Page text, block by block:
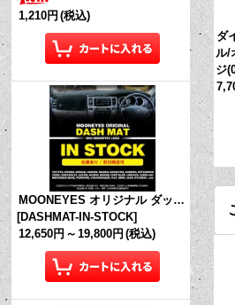
1,210円 (税込)
MOONEYES オリジナル ダッシュマット (in Stock!)
[DASHMAT-IN-STOCK]
12,650円 ～ 19,800円 (税込)
ダ
ル/
ジ